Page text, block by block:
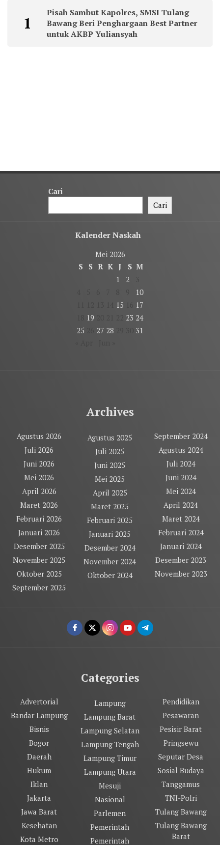
1
Pisah Sambut Kapolres, SMSI Tulang
Bawang Beri Penghargaan Best Partner
untuk AKBP Yuliansyah
Cari
Cari
Kalender Naskah
Mei 2026
S
S R K J S M
1
2
10
15
17
19 23 24
25
27 28
31
Archives
Agustus 2026
Juli 2026
Juni 2026
Mei 2026
April 2026
Maret 2026
Februari 2026
Januari 2026
Desember 2025
November 2025
Oktober 2025
September 2025
Agustus 2025
Juli 2025
Juni 2025
Mei 2025
April 2025
Maret 2025
Februari 2025
Januari 2025
Desember 2024
November 2024
Oktober 2024
September 2024
Agustus 2024
Juli 2024
Juni 2024
Mei 2024
April 2024
Maret 2024
Februari 2024
Januari 2024
Desember 2023
November 2023
Categories
Advertorial
Bandar Lampung
Bisnis
Bogor
Daerah
Hukum
Iklan
Jakarta
Jawa Barat
Kesehatan
Kota Metro
Lampung
Lampung Barat
Lampung Selatan
Lampung Tengah
Lampung Timur
Lampung Utara
Mesuji
Nasional
Parlemen
Pemerintah
Pemerintah
Pendidikan
Pesawaran
Pesisir Barat
Pringsewu
Seputar Desa
Sosial Budaya
Tanggamus
TNI-Polri
Tulang Bawang
Tulang Bawang
Barat